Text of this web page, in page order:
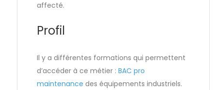
affecté.
Profil
Il y a différentes formations qui permettent
d’accéder à ce métier : BAC pro
maintenance des équipements industriels.